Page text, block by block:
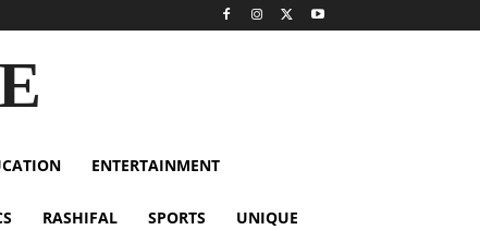
ENTERTAINMENT
RASHIFAL SPORTS UNIQUE